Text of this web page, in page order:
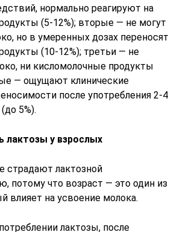
нормально реагируют на
(5-12%); вторые — не могут
но в умеренных дозах переносят
(10-12%); третьи — не
ни кисломолочные продукты
— ощущают клинические
после употребления 2-4
5%).
лактозы у взрослых
страдают лактозной
потому что возраст — это один из
влияет на усвоение молока.
лактозы, после